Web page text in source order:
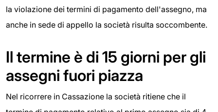
la violazione dei termini di pagamento dell'assegno, ma
anche in sede di appello la società risulta soccombente.
Il termine è di 15 giorni per gli
assegni fuori piazza
Nel ricorrere in Cassazione la società ritiene che il